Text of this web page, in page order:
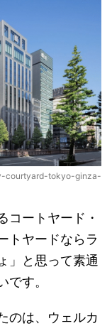
courtyard-tokyo-ginza-
コートヤード・
トヤードならラ
」と思って素通
です。
のは、ウェルカ